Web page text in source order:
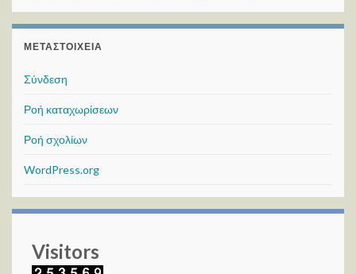
ΜΕΤΑΣΤΟΙΧΕΊΑ
Σύνδεση
Ροή καταχωρίσεων
Ροή σχολίων
WordPress.org
Visitors